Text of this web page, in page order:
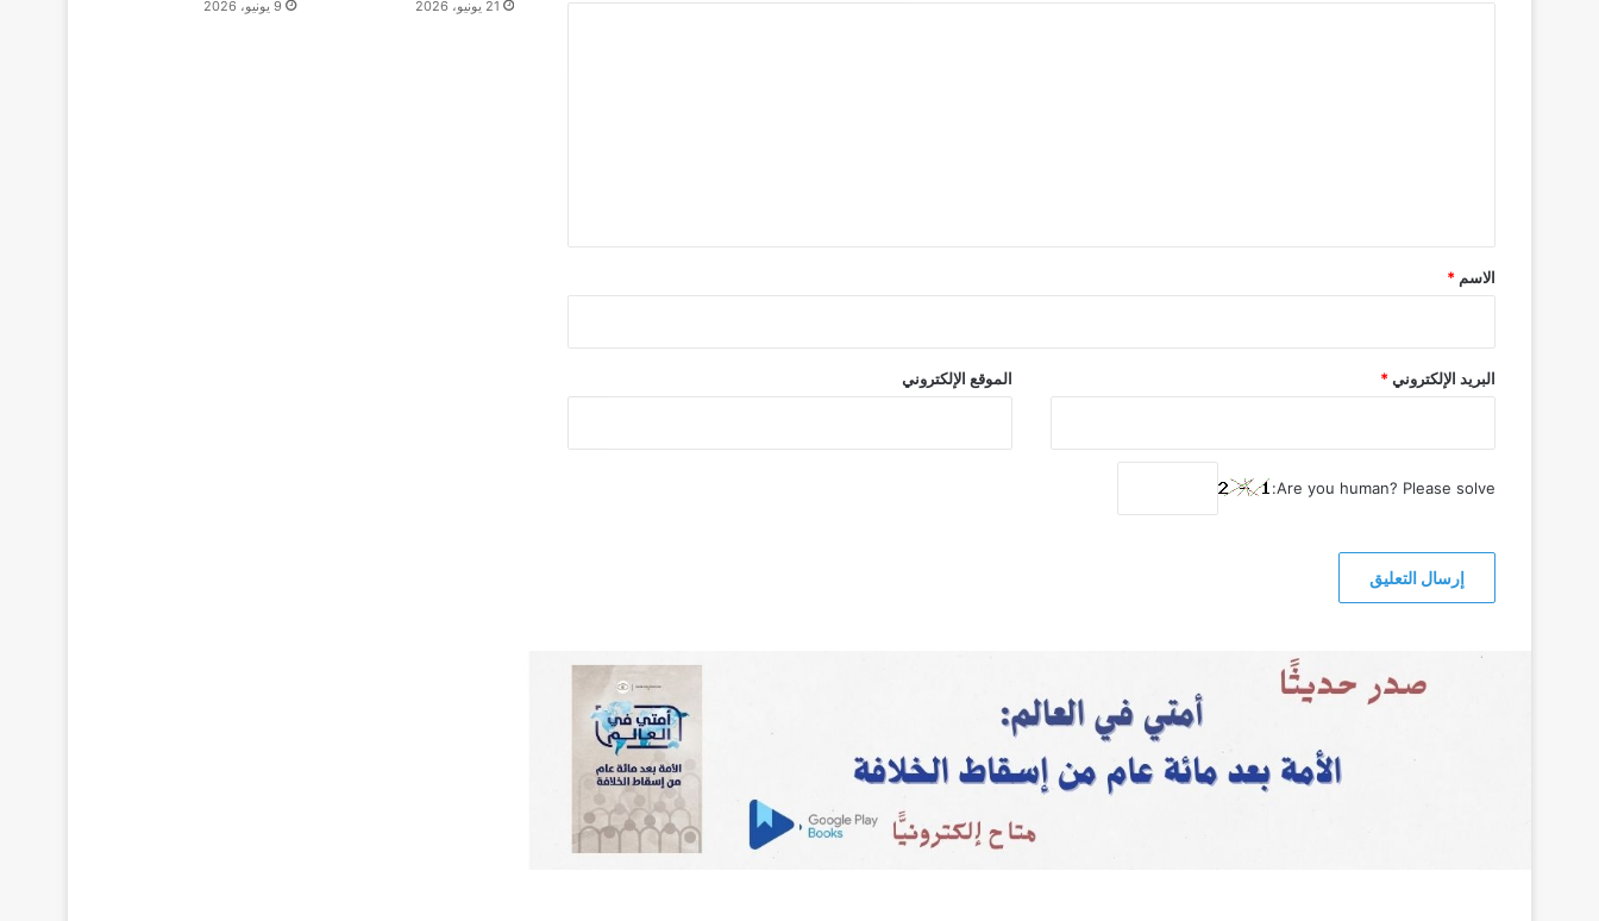
*
الاسم *
البريد الإلكتروني * الموقع الإلكتروني
Are you human? Please solve:
21 يونيو، 2026 9 يونيو، 2026